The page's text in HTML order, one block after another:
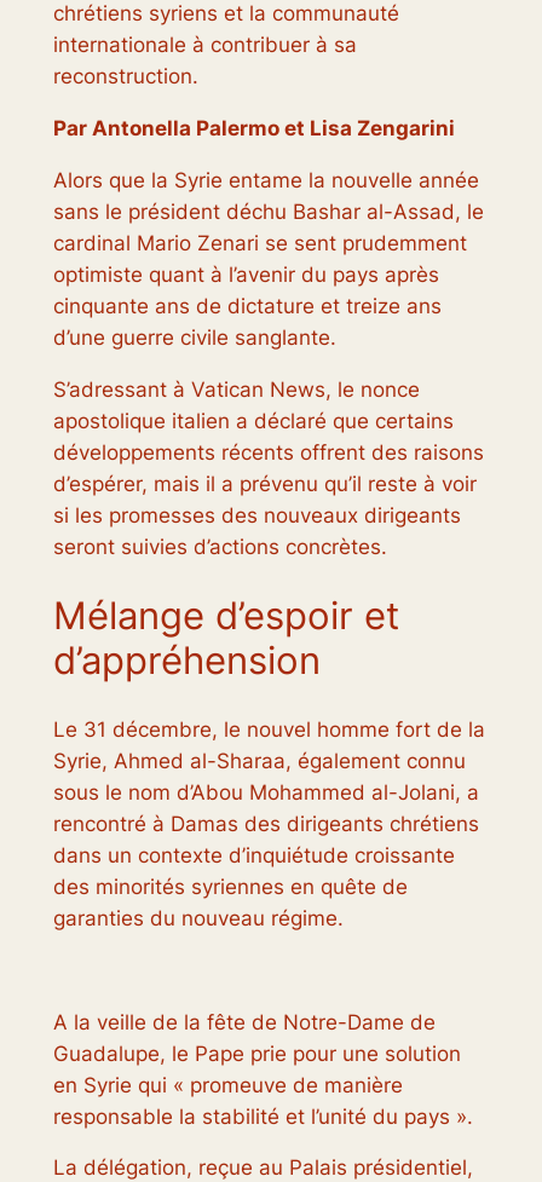
chrétiens syriens et la communauté
internationale à contribuer à sa
reconstruction.
Par Antonella Palermo et Lisa Zengarini
Alors que la Syrie entame la nouvelle année
sans le président déchu Bashar al-Assad, le
cardinal Mario Zenari se sent prudemment
optimiste quant à l’avenir du pays après
cinquante ans de dictature et treize ans
d’une guerre civile sanglante.
S’adressant à Vatican News, le nonce
apostolique italien a déclaré que certains
développements récents offrent des raisons
d’espérer, mais il a prévenu qu’il reste à voir
si les promesses des nouveaux dirigeants
seront suivies d’actions concrètes.
Mélange d’espoir et
d’appréhension
Le 31 décembre, le nouvel homme fort de la
Syrie, Ahmed al-Sharaa, également connu
sous le nom d’Abou Mohammed al-Jolani, a
rencontré à Damas des dirigeants chrétiens
dans un contexte d’inquiétude croissante
des minorités syriennes en quête de
garanties du nouveau régime.
A la veille de la fête de Notre-Dame de
Guadalupe, le Pape prie pour une solution
en Syrie qui « promeuve de manière
responsable la stabilité et l’unité du pays ».
La délégation, reçue au Palais présidentiel,